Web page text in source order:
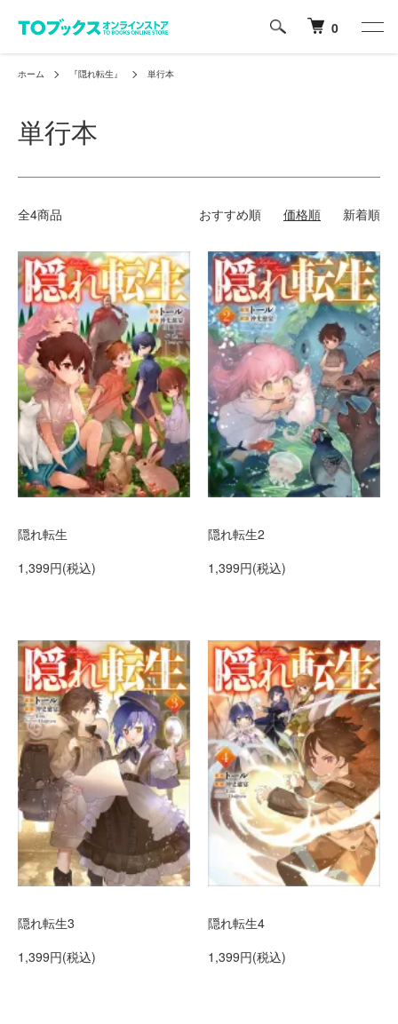
0
ホーム 『隠れ転生』 単行本
単行本
全4商品 おすすめ順 価格順 新着順
隠れ転生
1,399円(税込)
隠れ転生2
1,399円(税込)
隠れ転生3
1,399円(税込)
隠れ転生4
1,399円(税込)